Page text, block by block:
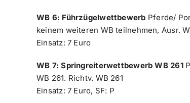
WB 6: Führzügelwettbewerb Pferde/
keinem weiteren WB teilnehmen, Ausr.
Einsatz: 7 Euro
WB 7: Springreiterwettbewerb WB 261
WB 261. Richtv. WB 261
Einsatz: 7 Euro, SF: P